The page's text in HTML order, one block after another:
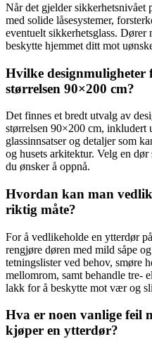
Når det gjelder sikkerhetsnivået
med solide låsesystemer,
eventuelt sikkerhetsglass.
beskytte hjemmet ditt mot
Hvilke designmuligheter
størrelsen 90×200 cm?
Det finnes et bredt utvalg av
størrelsen 90×200 cm, inkludert
glassinnsatser og detaljer som
og husets arkitektur. Velg en
du ønsker å oppnå.
Hvordan kan man
riktig måte?
For å vedlikeholde en ytterdør
rengjøre døren med mild såpe
tetningslister ved behov, smøre
mellomrom, samt behandle tre-
lakk for å beskytte mot vær og
Hva er noen vanlige feil
kjøper en ytterdør?